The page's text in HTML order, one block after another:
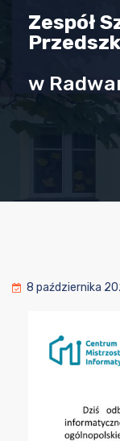
Zespół
w
8 października